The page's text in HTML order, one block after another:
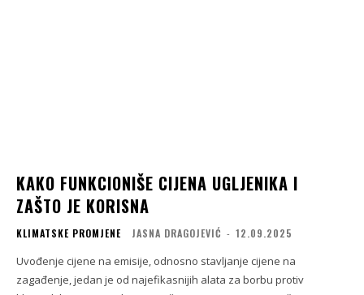
KAKO FUNKCIONIŠE CIJENA UGLJENIKA I
ZAŠTO JE KORISNA
KLIMATSKE PROMJENE JASNA DRAGOJEVIĆ - 12.09.2025
Uvođenje cijene na emisije, odnosno stavljanje cijene na
zagađenje, jedan je od najefikasnijih alata za borbu protiv